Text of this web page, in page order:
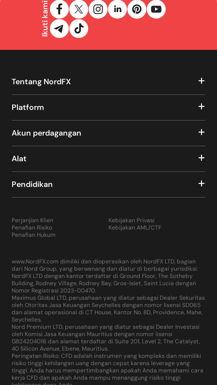
Ikuti kami
Tentang NordFX
Platform
Akun perdagangan
Alat
Pendidikan
Perjanjian Klien
Penafian Risiko
Penafian Hukum
Kebijakan Privasi
Kebijakan AML/CTF
www.NordFX.com dimiliki dan dioperasikan oleh NordFX LTD, bagian
dari Nord Group, yang berwenang dan diatur di berbagai yurisdiksi:
NordFX LTD dengan kantor terdaftar di Ground Floor, The Sotheby
Building, Rodney Village, Rodney Bay, Gros-Islet, Saint Lucia dengan
Nomor Registrasi 2023-00470.
Maximus Global LTD, perusahaan yang diatur sebagai Dealer Sekuritas
oleh Otoritas Jasa Keuangan Seychelles dengan nomor lisensi SD065
dan alamat operasional di CT House, Kantor No. 8D, Providence, Mahe,
Seychelles.
Nord Premium LTD, perusahaan yang diatur sebagai Dealer Investasi
oleh Komisi Jasa Keuangan Mauritius dengan nomor lisensi
GB24204016 dan alamat terdaftar di Suite 201, Level 2, The Catalyst,
40 Silicon Avenue, Ebene, Mauritius.
Peringatan Risiko: CFD adalah instrumen yang kompleks dan memiliki
risiko tinggi kehilangan uang dengan cepat karena leverage yang
tinggi. Anda harus mempertimbangkan apakah Anda memahami cara
kerja CFD dan apakah Anda mampu menanggung risiko tinggi